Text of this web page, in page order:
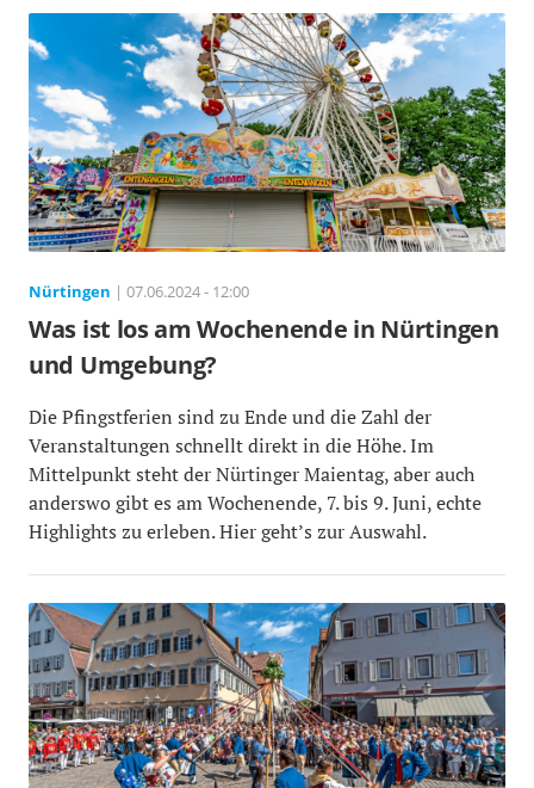
Nürtingen | 07.06.2024 - 12:00
Was ist los am Wochenende in Nürtingen
und Umgebung?
Die Pfingstferien sind zu Ende und die Zahl der
Veranstaltungen schnellt direkt in die Höhe. Im
Mittelpunkt steht der Nürtinger Maientag, aber auch
anderswo gibt es am Wochenende, 7. bis 9. Juni, echte
Highlights zu erleben. Hier geht’s zur Auswahl.